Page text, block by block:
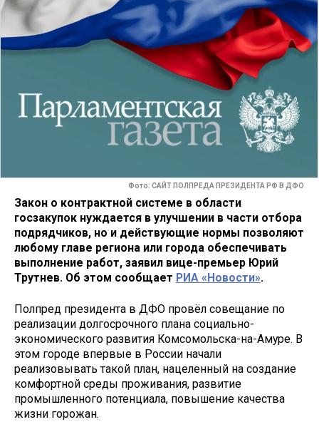
Фото: САЙТ ПОЛПРЕДА ПРЕЗИДЕНТА РФ В ДФО
Закон о контрактной системе в области
госзакупок нуждается в улучшении в части отбора
подрядчиков, но и действующие нормы позволяют
любому главе региона или города обеспечивать
выполнение работ, заявил вице-премьер Юрий
Трутнев. Об этом сообщает РИА «Новости».
Полпред президента в ДФО провёл совещание по
реализации долгосрочного плана социально-
экономического развития Комсомольска-на-Амуре. В
этом городе впервые в России начали
реализовывать такой план, нацеленный на создание
комфортной среды проживания, развитие
промышленного потенциала, повышение качества
жизни горожан.